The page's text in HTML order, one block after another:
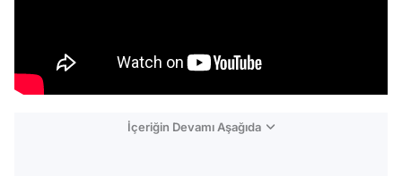
İçeriğin Devamı Aşağıda